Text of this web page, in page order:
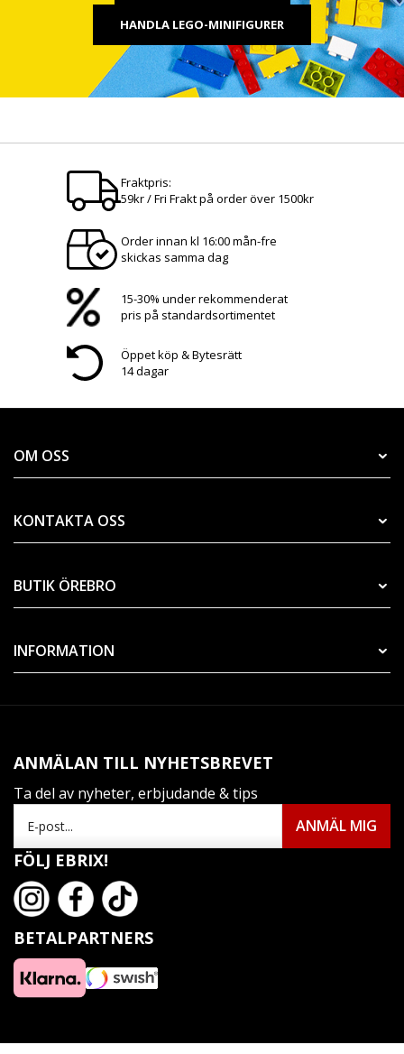
HANDLA LEGO-MINIFIGURER
Fraktpris:
59kr / Fri Frakt på order över 1500kr
Order innan kl 16:00 mån-fre
skickas samma dag
15-30% under rekommenderat
pris på standardsortimentet
Öppet köp & Bytesrätt
14 dagar
OM OSS
KONTAKTA OSS
BUTIK ÖREBRO
INFORMATION
ANMÄLAN TILL NYHETSBREVET
Ta del av nyheter, erbjudande & tips
FÖLJ EBRIX!
BETALPARTNERS